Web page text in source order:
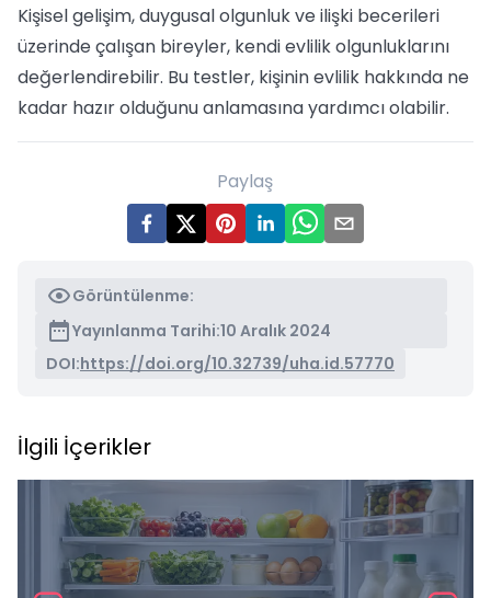
Kişisel gelişim, duygusal olgunluk ve ilişki becerileri
üzerinde çalışan bireyler, kendi evlilik olgunluklarını
değerlendirebilir. Bu testler, kişinin evlilik hakkında ne
kadar hazır olduğunu anlamasına yardımcı olabilir.
Paylaş
Görüntülenme:
Yayınlanma Tarihi:10 Aralık 2024
DOI:https://doi.org/10.32739/uha.id.57770
İlgili İçerikler